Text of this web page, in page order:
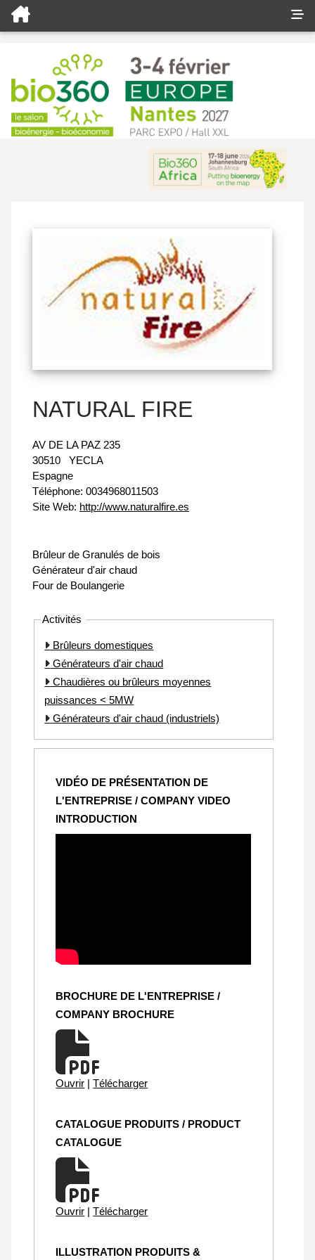
NATURAL FIRE
AV DE LA PAZ 235
30510
YECLA
Espagne
Téléphone: 0034968011503
Site Web: http://www.naturalfire.es
Brûleur de Granulés de bois
Générateur d'air chaud
Four de Boulangerie
Activités
Brûleurs domestiques
Générateurs d'air chaud
Chaudières ou brûleurs moyennes
puissances < 5MW
Générateurs d'air chaud (industriels)
VIDÉO DE PRÉSENTATION DE
L'ENTREPRISE / COMPANY VIDEO
INTRODUCTION
BROCHURE DE L'ENTREPRISE /
COMPANY BROCHURE
Ouvrir | Télécharger
CATALOGUE PRODUITS / PRODUCT
CATALOGUE
Ouvrir | Télécharger
ILLUSTRATION PRODUITS &